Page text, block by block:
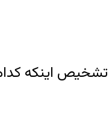
تشخیص اینکه